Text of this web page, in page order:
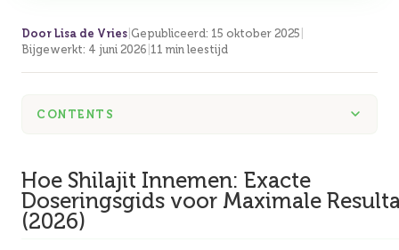
Door Lisa de Vries Gepubliceerd: 15 oktober 2025
Bijgewerkt: 4 juni 2026 11 min leestijd
CONTENTS
Hoe Shilajit Innemen: Exacte
Doseringsgids voor Maximale
(2026)